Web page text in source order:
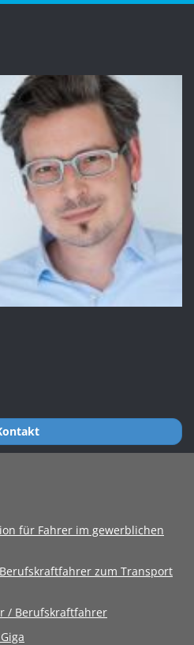
für Fahrer im gewerblichen
zum Transport
/ Berufskraftfahrer